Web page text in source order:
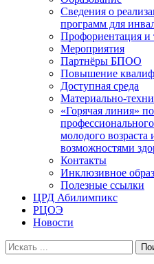
Сведения о
программ для
Профориентация и
Мероприятия
Партнёры БПОО
Повышение
Доступная среда
Материально-
«Горячая линия»
молодого
возможностями
Контакты
Инклюзивное
Полезные ссылки
ЦРД Абилимпикс
РЦОЭ
Новости
Search
for: